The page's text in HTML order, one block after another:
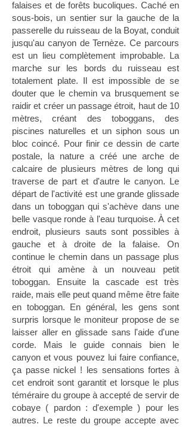
falaises et de forêts bucoliques. Caché en
sous-bois, un sentier sur la gauche de la
passerelle du ruisseau de la Boyat, conduit
jusqu'au canyon de Ternèze. Ce parcours
est un lieu complètement improbable. La
marche sur les bords du ruisseau est
totalement plate. Il est impossible de se
douter que le chemin va brusquement se
raidir et créer un passage étroit, haut de 10
mètres, créant des toboggans, des
piscines naturelles et un siphon sous un
bloc coincé. Pour finir ce dessin de carte
postale, la nature a créé une arche de
calcaire de plusieurs mètres de long qui
traverse de part et d'autre le canyon. Le
départ de l'activité est une grande glissade
dans un toboggan qui s'achève dans une
belle vasque ronde à l'eau turquoise. À cet
endroit, plusieurs sauts sont possibles à
gauche et à droite de la falaise. On
continue le chemin dans un passage plus
étroit qui amène à un nouveau petit
toboggan. Ensuite la cascade est très
raide, mais elle peut quand même être faite
en toboggan. En général, les gens sont
surpris lorsque le moniteur propose de se
laisser aller en glissade sans l'aide d'une
corde. Mais le guide connais bien le
canyon et vous pouvez lui faire confiance,
ça passe nickel ! les sensations fortes à
cet endroit sont garantit et lorsque le plus
téméraire du groupe à accepté de servir de
cobaye ( pardon : d'exemple ) pour les
autres. Le reste du groupe accepte avec